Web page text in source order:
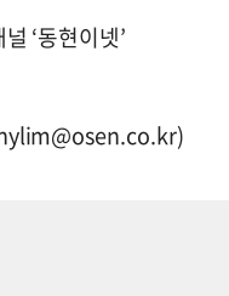
‘동현이넷’
)